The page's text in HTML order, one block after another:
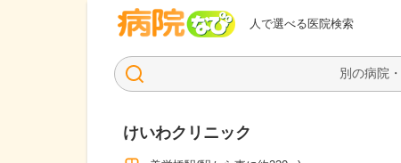
人で選べる医院検索
病院なび
けいわクリニック